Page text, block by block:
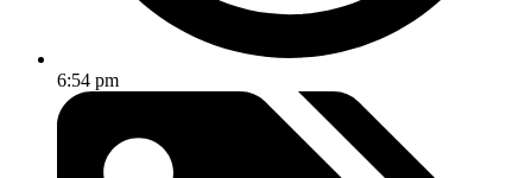
6:54 pm